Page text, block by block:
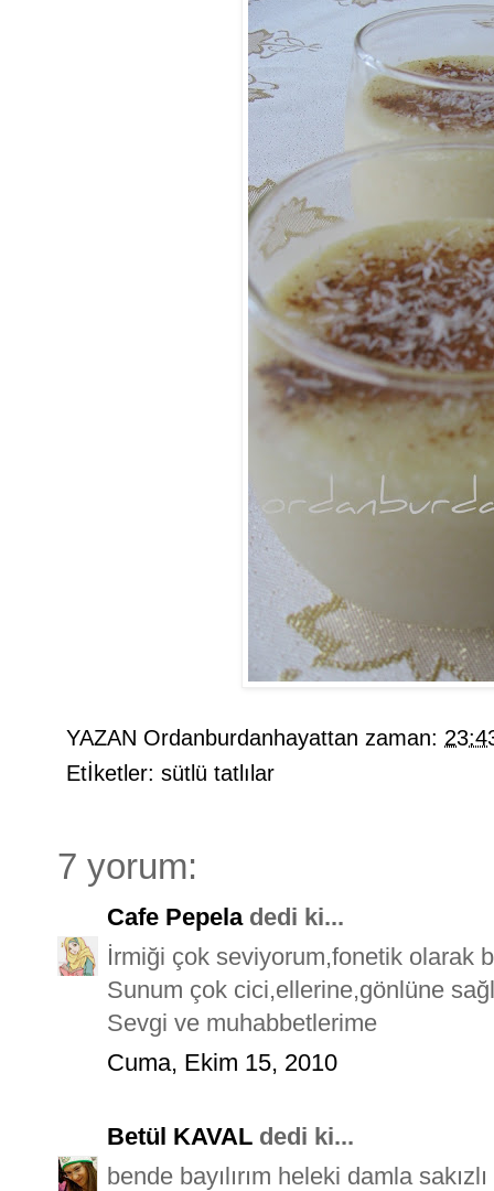
YAZAN Ordanburdanhayattan zaman:
Etİketler: sütlü tatlılar
7 yorum:
Cafe Pepeladedi ki...
İrmiği çok seviyorum,fonetik olarak
Sunum çok cici,ellerine,gönlüne
Sevgi ve muhabbetlerime
Cuma, Ekim 15, 2010
Betül KAVAL dedi ki...
bende bayılırım heleki damla